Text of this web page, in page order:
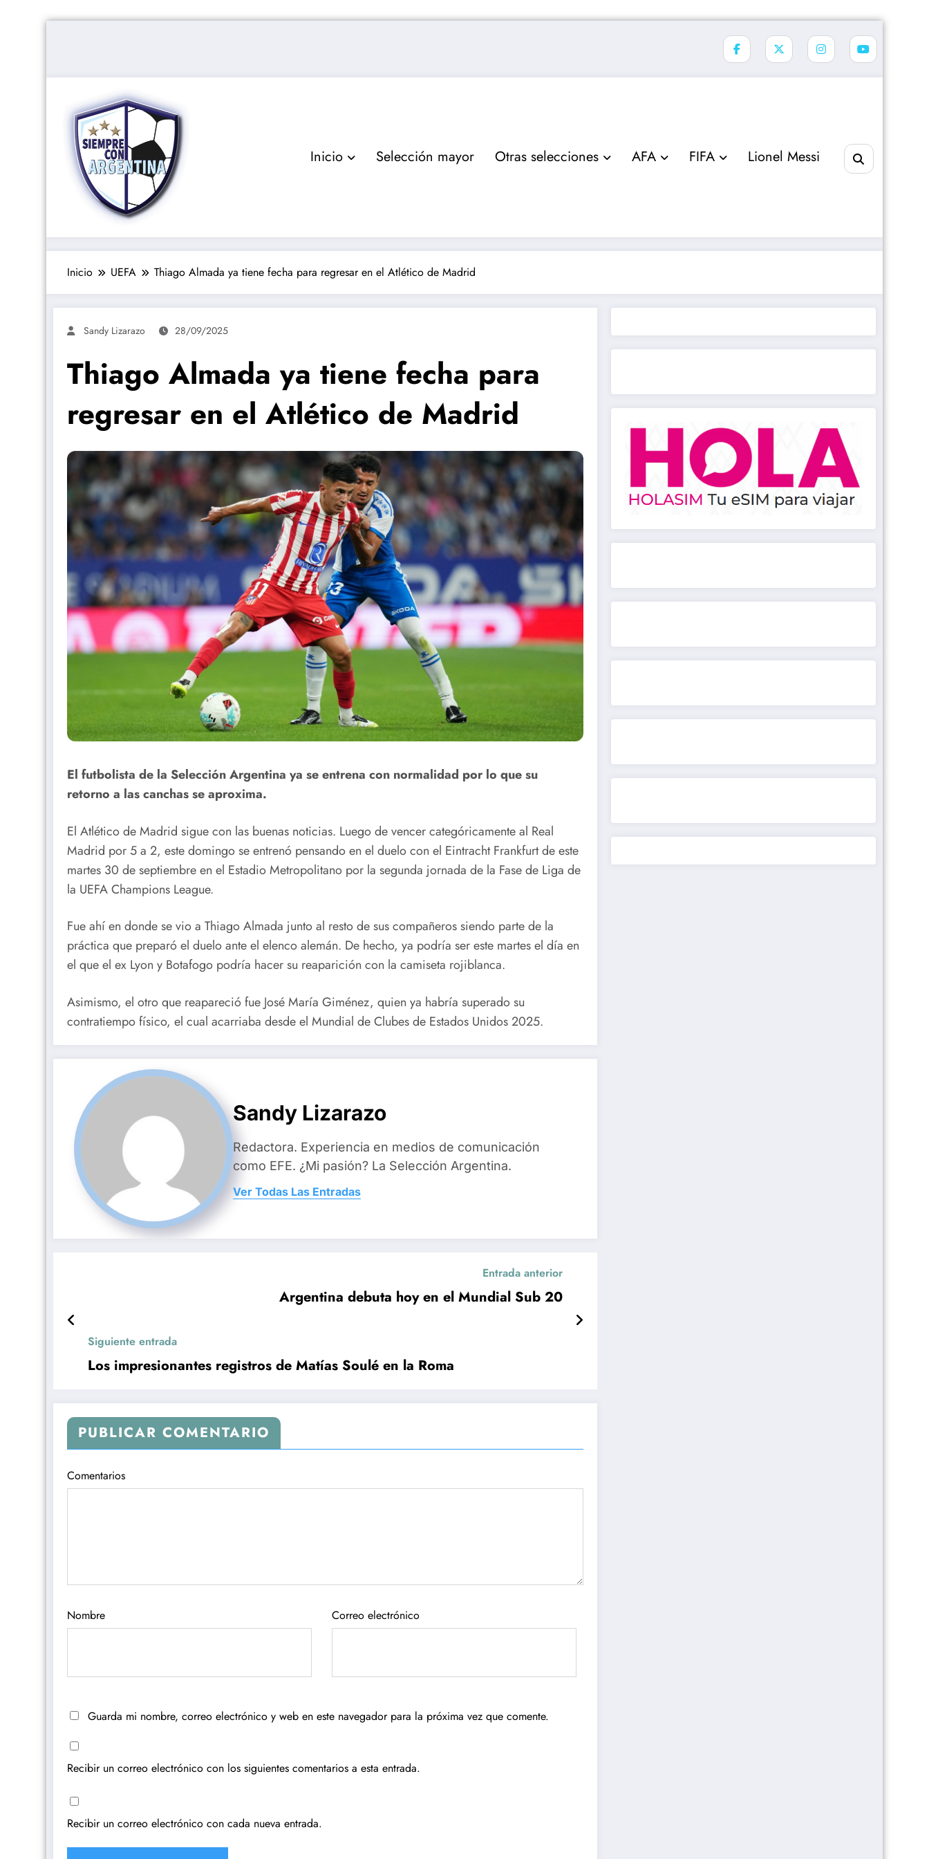
Inicio Selección mayor Otras selecciones AFA FIFA Lionel Messi
Inicio UEFA Thiago Almada ya tiene fecha para regresar en el Atlético de Madrid
Sandy Lizarazo 28/09/2025
Thiago Almada ya tiene fecha para
regresar en el Atlético de Madrid
El futbolista de la Selección Argentina ya se entrena con normalidad por lo que su
retorno a las canchas se aproxima.
El Atlético de Madrid sigue con las buenas noticias. Luego de vencer categóricamente al Real
Madrid por 5 a 2, este domingo se entrenó pensando en el duelo con el Eintracht Frankfurt de este
martes 30 de septiembre en el Estadio Metropolitano por la segunda jornada de la Fase de Liga de
la UEFA Champions League.
Fue ahí en donde se vio a Thiago Almada junto al resto de sus compañeros siendo parte de la
práctica que preparó el duelo ante el elenco alemán. De hecho, ya podría ser este martes el día en
el que el ex Lyon y Botafogo podría hacer su reaparición con la camiseta rojiblanca.
Asimismo, el otro que reapareció fue José María Giménez, quien ya habría superado su
contratiempo físico, el cual acarriaba desde el Mundial de Clubes de Estados Unidos 2025.
Sandy Lizarazo
Redactora. Experiencia en medios de comunicación
como EFE. ¿Mi pasión? La Selección Argentina.
Ver Todas Las Entradas
Entrada anterior
Argentina debuta hoy en el Mundial Sub 20
Siguiente entrada
Los impresionantes registros de Matías Soulé en la Roma
PUBLICAR COMENTARIO
Comentarios
Nombre Correo electrónico
Guarda mi nombre, correo electrónico y web en este navegador para la próxima vez que comente.
Recibir un correo electrónico con los siguientes comentarios a esta entrada.
Recibir un correo electrónico con cada nueva entrada.